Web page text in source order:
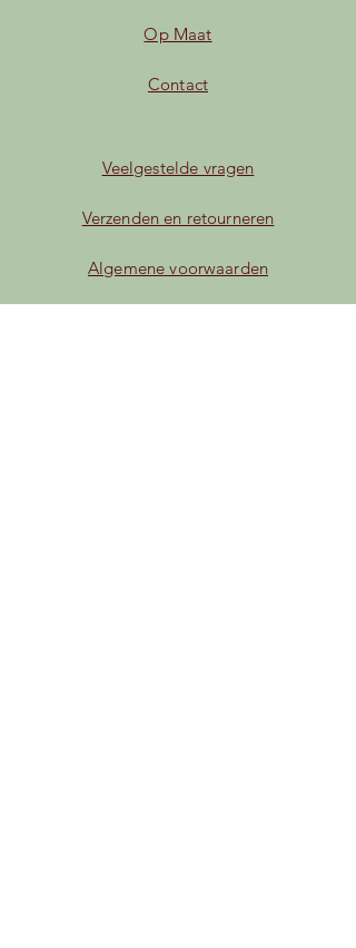
Op Maat
Contact
Veelgestelde vragen
Verzenden en retourneren
Algemene voorwaarden